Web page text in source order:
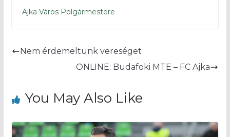
Ajka Város Polgármestere
Nem érdemeltünk vereséget
ONLINE: Budafoki MTE – FC Ajka
You May Also Like